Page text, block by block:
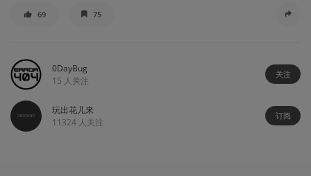
69 75
0DayBug
15 人关注
关注
玩出花儿来
11324 人关注
订阅